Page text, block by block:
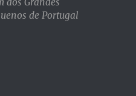
de Portugal